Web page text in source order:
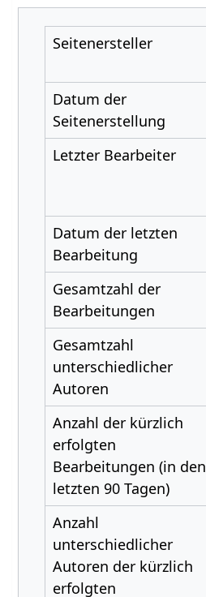
Seitenersteller
Datum der
Seitenerstellung
Letzter Bearbeiter
Datum der letzten
Bearbeitung
Gesamtzahl der
Bearbeitungen
Gesamtzahl
unterschiedlicher
Autoren
Anzahl der kürzlich
erfolgten
Bearbeitungen (in den
letzten 90 Tagen)
Anzahl
unterschiedlicher
Autoren der kürzlich
erfolgten